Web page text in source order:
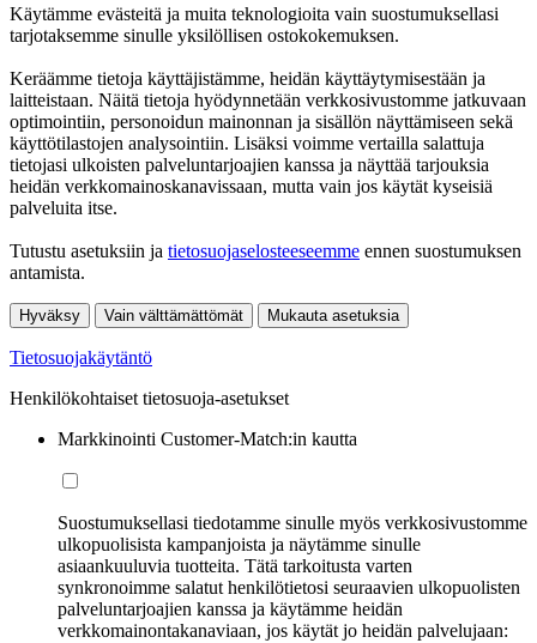
Käytämme evästeitä ja muita teknologioita vain suostumuksellasi
tarjotaksemme sinulle yksilöllisen ostokokemuksen.
Keräämme tietoja käyttäjistämme, heidän käyttäytymisestään ja
laitteistaan. Näitä tietoja hyödynnetään verkkosivustomme jatkuvaan
optimointiin, personoidun mainonnan ja sisällön näyttämiseen sekä
käyttötilastojen analysointiin. Lisäksi voimme vertailla salattuja
tietojasi ulkoisten palveluntarjoajien kanssa ja näyttää tarjouksia
heidän verkkomainoskanavissaan, mutta vain jos käytät kyseisiä
palveluita itse.
Tutustu asetuksiin ja tietosuojaselosteeseemme ennen suostumuksen
antamista.
Hyväksy Vain välttämättömät Mukauta asetuksia
Tietosuojakäytäntö
Henkilökohtaiset tietosuoja-asetukset
Markkinointi Customer-Match:in kautta
Suostumuksellasi tiedotamme sinulle myös verkkosivustomme
ulkopuolisista kampanjoista ja näytämme sinulle
asiaankuuluvia tuotteita. Tätä tarkoitusta varten
synkronoimme salatut henkilötietosi seuraavien ulkopuolisten
palveluntarjoajien kanssa ja käytämme heidän
verkkomainontakanaviaan, jos käytät jo heidän palvelujaan: